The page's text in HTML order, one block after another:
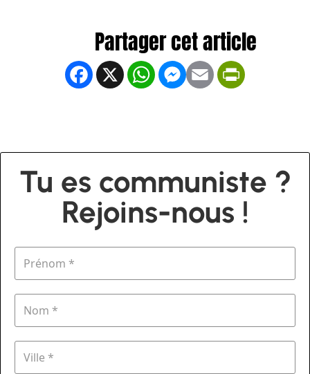
Facebook
X WhatsApp
Messenger
Email
Tu es communiste ?
Rejoins-nous !